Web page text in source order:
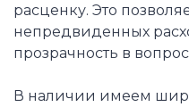
расценку. Это
непредвиденных
прозрачность в
В наличии имеем